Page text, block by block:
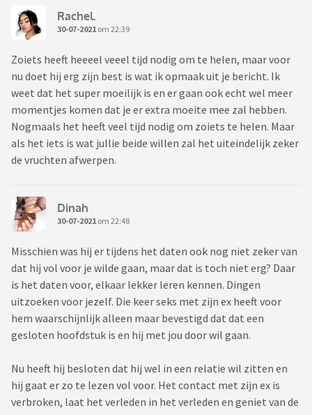
Rachel.
30-07-2021 om 22:39
Zoiets heeft heeeel veeel tijd nodig om te helen, maar voor
nu doet hij erg zijn best is wat ik opmaak uit je bericht. Ik
weet dat het super moeilijk is en er gaan ook echt wel meer
momentjes komen dat je er extra moeite mee zal hebben.
Nogmaals het heeft veel tijd nodig om zoiets te helen. Maar
als het iets is wat jullie beide willen zal het uiteindelijk zeker
de vruchten afwerpen.
Dinah
30-07-2021 om 22:48
Misschien was hij er tijdens het daten ook nog niet zeker van
dat hij vol voor je wilde gaan, maar dat is toch niet erg? Daar
is het daten voor, elkaar lekker leren kennen. Dingen
uitzoeken voor jezelf. Die keer seks met zijn ex heeft voor
hem waarschijnlijk alleen maar bevestigd dat dat een
gesloten hoofdstuk is en hij met jou door wil gaan.
Nu heeft hij besloten dat hij wel in een relatie wil zitten en
hij gaat er zo te lezen vol voor. Het contact met zijn ex is
verbroken, laat het verleden in het verleden en geniet van de